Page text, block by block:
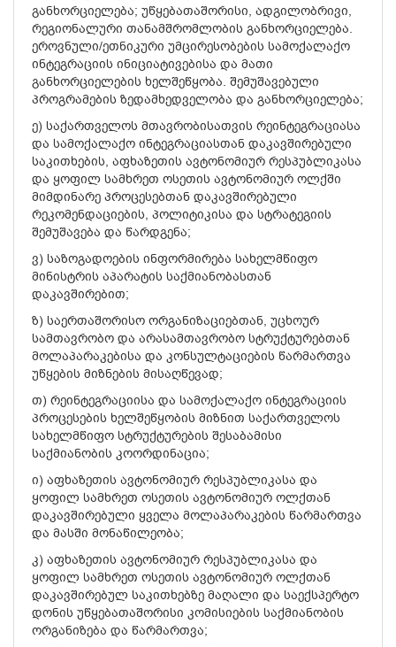
განხორციელება; უწყებათაშორისი, ადგილობრივი,
რეგიონალური თანამშრომლობის განხორციელება.
ეროვნული/ეთნიკური უმცირესობების სამოქალაქო
ინტეგრაციის ინიციატივებისა და მათი
განხორციელების ხელშეწყობა. შემუშავებული
პროგრამების ზედამხედველობა და განხორციელება;
ე) საქართველოს მთავრობისათვის რეინტეგრაციასა
და სამოქალაქო ინტეგრაციასთან დაკავშირებული
საკითხების, აფხაზეთის ავტონომიურ რესპუბლიკასა
და ყოფილ სამხრეთ ოსეთის ავტონომიურ ოლქში
მიმდინარე პროცესებთან დაკავშირებული
რეკომენდაციების, პოლიტიკისა და სტრატეგიის
შემუშავება და წარდგენა;
ვ) საზოგადოების ინფორმირება სახელმწიფო
მინისტრის აპარატის საქმიანობასთან
დაკავშირებით;
ზ) საერთაშორისო ორგანიზაციებთან, უცხოურ
სამთავრობო და არასამთავრობო სტრუქტურებთან
მოლაპარაკებისა და კონსულტაციების წარმართვა
უწყების მიზნების მისაღწევად;
თ) რეინტეგრაციისა და სამოქალაქო ინტეგრაციის
პროცესების ხელშეწყობის მიზნით საქართველოს
სახელმწიფო სტრუქტურების შესაბამისი
საქმიანობის კოორდინაცია;
ი) აფხაზეთის ავტონომიურ რესპუბლიკასა და
ყოფილ სამხრეთ ოსეთის ავტონომიურ ოლქთან
დაკავშირებული ყველა მოლაპარაკების წარმართვა
და მასში მონაწილეობა;
კ) აფხაზეთის ავტონომიურ რესპუბლიკასა და
ყოფილ სამხრეთ ოსეთის ავტონომიურ ოლქთან
დაკავშირებულ საკითხებზე მაღალი და საექსპერტო
დონის უწყებათაშორისი კომისიების საქმიანობის
ორგანიზება და წარმართვა;